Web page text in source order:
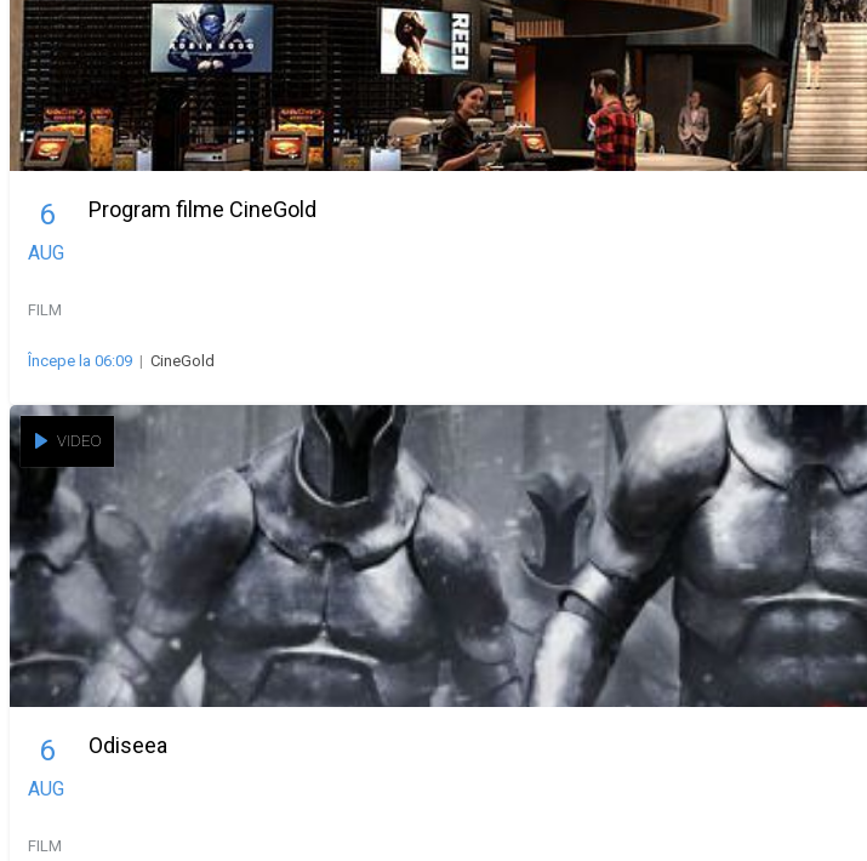
6
AUG
Program filme CineGold
FILM
Începe la 06:09 | CineGold
VIDEO
6
AUG
Odiseea
FILM